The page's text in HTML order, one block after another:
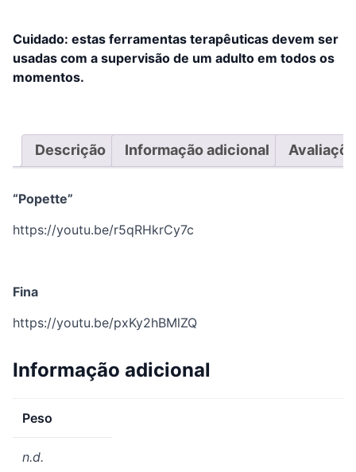
Cuidado: estas ferramentas terapêuticas devem ser
usadas com a supervisão de um adulto em todos os
momentos.
Descrição Informação adicional
“Popette”
https://youtu.be/r5qRHkrCy7c
Fina
https://youtu.be/pxKy2hBMlZQ
Informação adicional
Peso
n.d.